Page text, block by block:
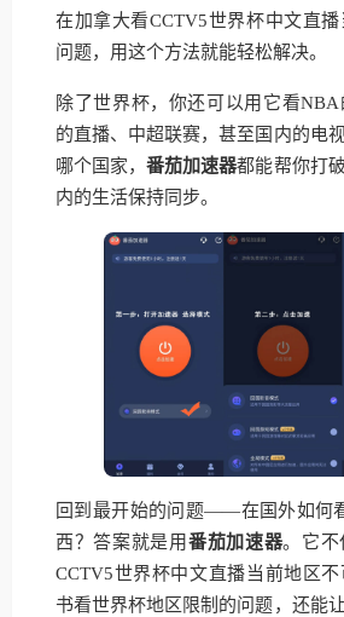
在加拿大看CCTV5世界杯中文直
问题，用这个方法就能轻松解决。
除了世界杯，你还可以用它看
的直播、中超联赛，甚至国内的电
哪个国家，番茄加速器都能帮你打
内的生活保持同步。
回到最开始的问题——在国外如何
西？答案就是用番茄加速器。它不
CCTV5世界杯中文直播当前地区
书看世界杯地区限制的问题，还能